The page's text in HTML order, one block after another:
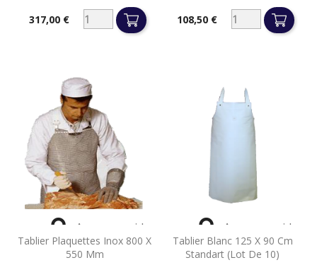
Prix317,00 € Prix108,50 €
Tablier Plaquettes Inox 800 X
550 Mm
 Aperçu rapide
Tablier Blanc 125 X 90 Cm
Standart (lot De 10)
 Aperçu rapide